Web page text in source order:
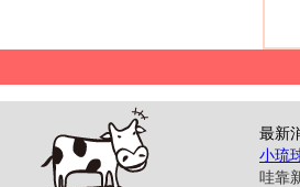
最新
小琉
哇靠